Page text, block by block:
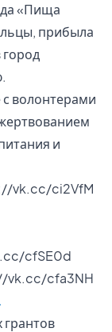
«Пища
прибыла
город
волонтерами
и
vk.cc/ci2VfM
cfSE0d
vk.cc/cfa3NH